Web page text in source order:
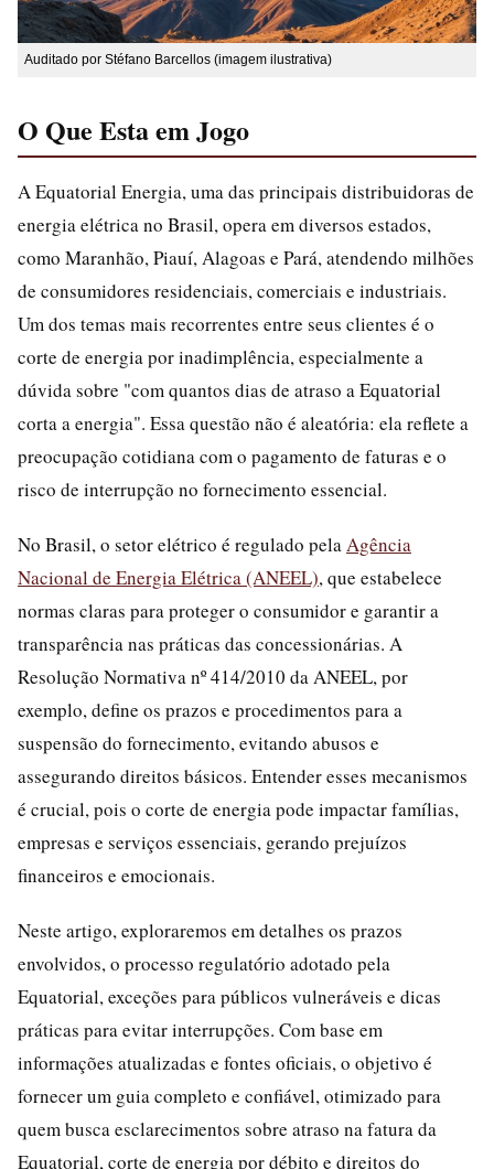
Auditado por Stéfano Barcellos (imagem ilustrativa)
O Que Esta em Jogo
A Equatorial Energia, uma das principais distribuidoras de
energia elétrica no Brasil, opera em diversos estados,
como Maranhão, Piauí, Alagoas e Pará, atendendo milhões
de consumidores residenciais, comerciais e industriais.
Um dos temas mais recorrentes entre seus clientes é o
corte de energia por inadimplência, especialmente a
dúvida sobre "com quantos dias de atraso a Equatorial
corta a energia". Essa questão não é aleatória: ela reflete a
preocupação cotidiana com o pagamento de faturas e o
risco de interrupção no fornecimento essencial.
No Brasil, o setor elétrico é regulado pelaAgência
Nacional de Energia Elétrica (ANEEL), que estabelece
normas claras para proteger o consumidor e garantir a
transparência nas práticas das concessionárias. A
Resolução Normativa nº 414/2010 da ANEEL, por
exemplo, define os prazos e procedimentos para a
suspensão do fornecimento, evitando abusos e
assegurando direitos básicos. Entender esses mecanismos
é crucial, pois o corte de energia pode impactar famílias,
empresas e serviços essenciais, gerando prejuízos
financeiros e emocionais.
Neste artigo, exploraremos em detalhes os prazos
envolvidos, o processo regulatório adotado pela
Equatorial, exceções para públicos vulneráveis e dicas
práticas para evitar interrupções. Com base em
informações atualizadas e fontes oficiais, o objetivo é
fornecer um guia completo e confiável, otimizado para
quem busca esclarecimentos sobre atraso na fatura da
Equatorial, corte de energia por débito e direitos do